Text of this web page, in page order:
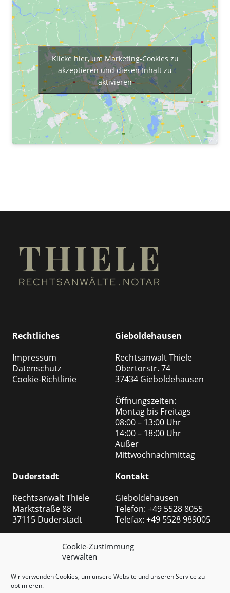
Cookie-Zustimmung
verwalten
Wir verwenden Cookies, um unsere Website und unseren Service zu
optimieren.
Klicke hier, um Marketing-Cookies zu
akzeptieren und diesen Inhalt zu
aktivieren
Rechtliches
Impressum
Datenschutz
Cookie-Richtlinie
Gieboldehausen
Rechtsanwalt Thiele
Obertorstr. 74
37434 Gieboldehausen
Öffnungszeiten:
Montag bis Freitags
08:00 – 13:00 Uhr
14:00 – 18:00 Uhr
Außer
Mittwochnachmittag
Duderstadt
Rechtsanwalt Thiele
Marktstraße 88
37115 Duderstadt
Öffnungszeiten:
Montag bis Freitags
08:00 – 13:00 Uhr
14:00 – 18:00 Uhr
Außer
Kontakt
Gieboldehausen
Telefon: +49 5528 8055
Telefax: +49 5528 989005
Telefon: +49 5527 999
Telefax: +49 5527 999 2540